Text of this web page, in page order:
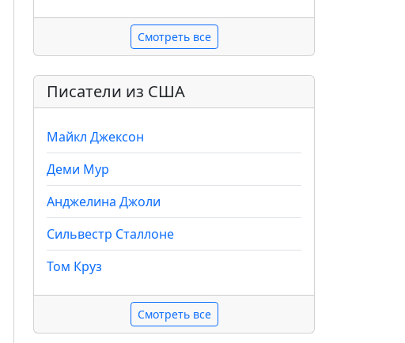
Смотреть все
Писатели из США
Майкл Джексон
Деми Мур
Анджелина Джоли
Сильвестр Сталлоне
Том Круз
Смотреть все